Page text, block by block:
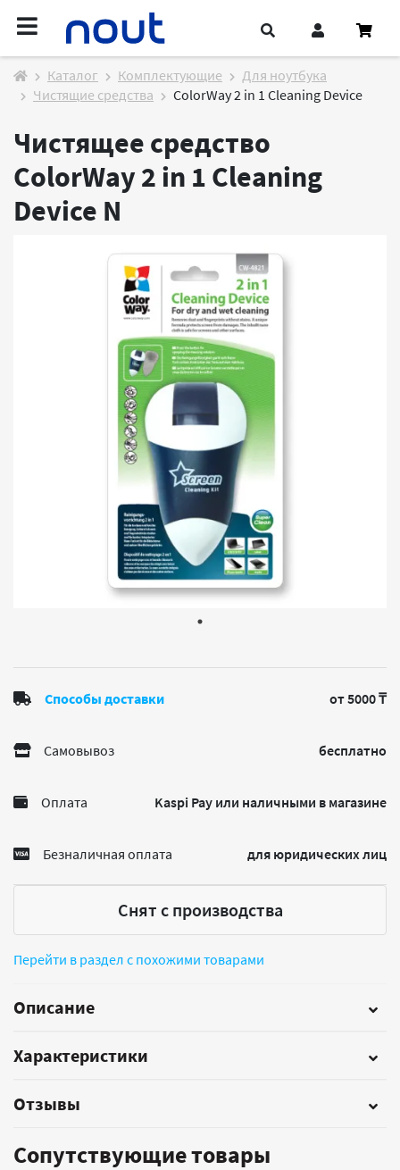
Каталог Комплектующие
Для ноутбука
Чистящие средства
ColorWay 2 in 1 Cleaning Device
Чистящее средство
ColorWay 2 in 1 Cleaning
Device N
Способы доставки от 5000 ₸
Самовывоз бесплатно
Оплата Kaspi Pay или наличными в магазине
Безналичная оплата для юридических лиц
Снят с производства
Перейти в раздел с похожими товарами
Описание
Характеристики
Отзывы
Сопутствующие товары